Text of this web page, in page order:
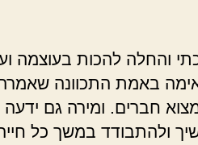
והחלה להכות בעוצמה
באמת התכוונה
חברים. ומירה גם ידעה
ולהתבודד במשך כל